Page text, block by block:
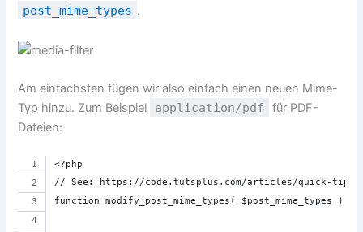
post_mime_types .
Am einfachsten fügen wir also einfach einen neuen Mime-
Typ hinzu. Zum Beispiel
application/pdf
für PDF-
Dateien:
<?php
// See: https://code.tutsplus.com/articles/quick-tip-
function modify_post_mime_types( $post_mime_types ) {